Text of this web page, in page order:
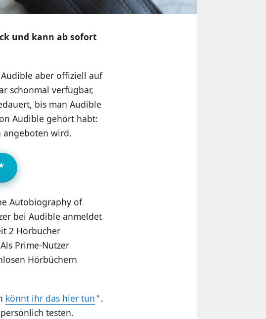
und kann ab sofort
aber offiziell auf
schonmal verfügbar,
bis man Audible
Audible gehört habt:
angeboten wird.
Autobiography of
bei Audible anmeldet
2 Hörbücher
Prime-Nutzer
Hörbüchern
könnt ihr das hier tun .
testen.